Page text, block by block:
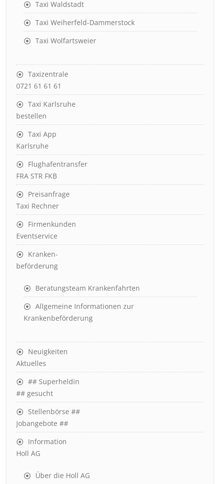
Taxi Waldstadt
Taxi Weiherfeld-Dammerstock
Taxi Wolfartsweier
Taxizentrale
0721 61 61 61
Taxi Karlsruhe
bestellen
Taxi App
Karlsruhe
Flughafentransfer
FRA STR FKB
Preisanfrage
Taxi Rechner
Firmenkunden
Eventservice
Kranken-
beförderung
Beratungsteam Krankenfahrten
Allgemeine Informationen zur
Krankenbeförderung
Neuigkeiten
Aktuelles
## Superheldin
## gesucht
Stellenbörse ##
Jobangebote ##
Information
Holl AG
Über die Holl AG